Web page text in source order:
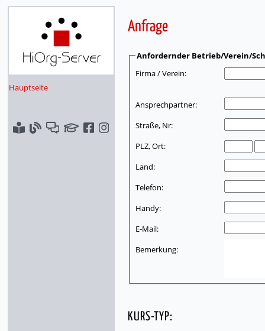
Hauptseite
Anfrage
Anfordernder Betrieb/Verein/
Firma / Verein:
Ansprechpartner:
Straße, Nr:
PLZ, Ort:
Land:
Telefon:
Handy:
E-Mail:
Bemerkung:
KURS-TYP: